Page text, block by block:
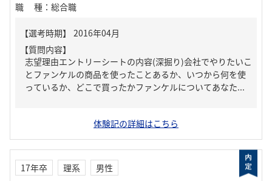
職種 ： 総合職
【質問内容】
志望理由エントリーシートの内容(深掘り)会社でやりたいこ
とファンケルの商品を使ったことあるか、いつから何を使
っているか、どこで買ったかファンケルについてあなた...
体験記の詳細はこちら
17年卒 理系
男性